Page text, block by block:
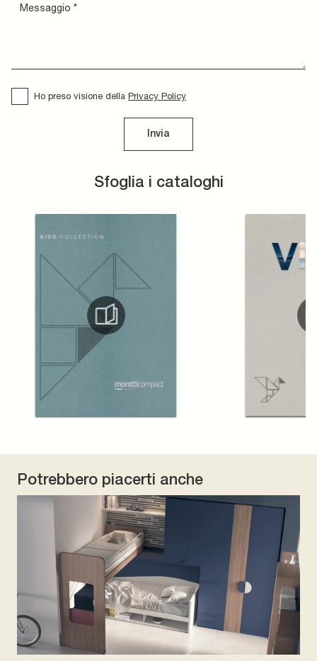
Sfoglia i cataloghi
Ho preso visione della Privacy Policy
Invia
Potrebbero piacerti anche